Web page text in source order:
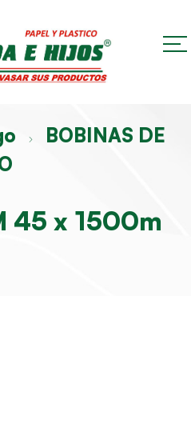
BOBINAS DE
45 x 1500m